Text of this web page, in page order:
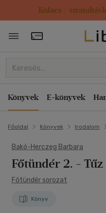
Kulacs /
Törzsvásárlói
Könyvek E-könyvek
Főoldal Könyvek Irodalom
Bakó-Herczeg Barbara
Főtündér 2. - Tűz
Főtündér sorozat
Könyv